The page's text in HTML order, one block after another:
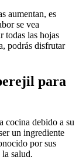
aumentan, es
se vea
todas las hojas
podrás disfrutar
para
cocina debido a su
un ingrediente
por sus
salud.